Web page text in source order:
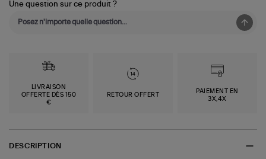
Une question sur ce produit ?
LIVRAISON
OFFERTE DÈS 150
€
RETOUR OFFERT
PAIEMENT EN
3X,4X
DESCRIPTION